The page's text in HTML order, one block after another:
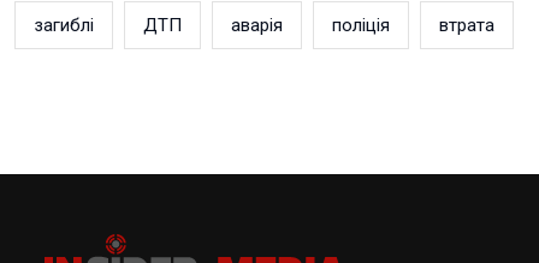
загиблі ДТП аварія поліція втрата